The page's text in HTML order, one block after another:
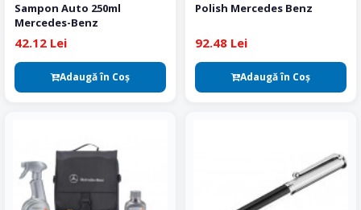
Sampon Auto 250ml
Mercedes-Benz
42.12 Lei
Adaugă în Coş
Polish Mercedes Benz
92.48 Lei
Adaugă în Coş